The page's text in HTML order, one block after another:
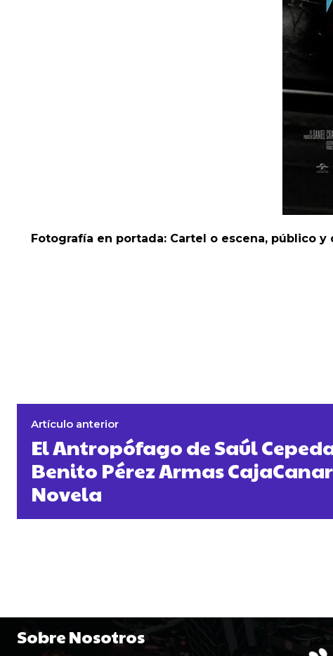
Fotografía en portada: Cartel o escena, público
Artículo anterior
El Antropófago de Saúl
Benito Pérez Armas
Novela
Sobre Nosotros